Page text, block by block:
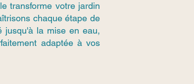
transforme votre jardin
chaque étape de
jusqu'à la mise en eau,
adaptée à vos